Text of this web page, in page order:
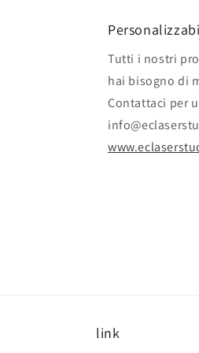
finestra
modale
Tutti i nostri
hai bisogno di
Contattaci per
link